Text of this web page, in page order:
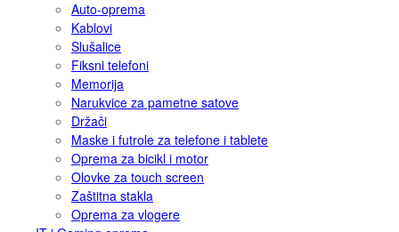
Auto-oprema
Kablovi
Slušalice
Fiksni telefoni
Memorija
Narukvice za pametne satove
Držači
Maske i futrole za telefone i tablete
Oprema za bicikl i motor
Olovke za touch screen
Zaštitna stakla
Oprema za vlogere